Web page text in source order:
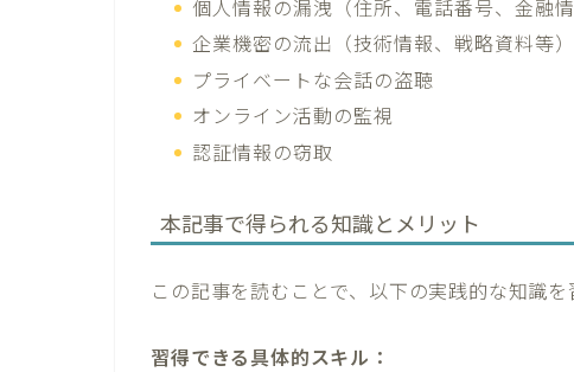
個人情報の漏洩（住所、電話番号、金融情
企業機密の流出（技術情報、戦略資料等）
プライベートな会話の盗聴
オンライン活動の監視
認証情報の窃取
本記事で得られる知識とメリット
この記事を読むことで、以下の実践的な知識を
習得できる具体的スキル：